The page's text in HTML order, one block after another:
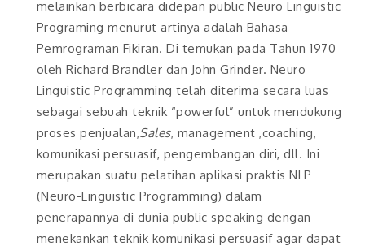
melainkan berbicara didepan public Neuro Linguistic
Programing menurut artinya adalah Bahasa
Pemrograman Fikiran. Di temukan pada Tahun 1970
oleh Richard Brandler dan John Grinder. Neuro
Linguistic Programming telah diterima secara luas
sebagai sebuah teknik “powerful” untuk mendukung
proses penjualan,Sales, management ,coaching,
komunikasi persuasif, pengembangan diri, dll. Ini
merupakan suatu pelatihan aplikasi praktis NLP
(Neuro-Linguistic Programming) dalam
penerapannya di dunia public speaking dengan
menekankan teknik komunikasi persuasif agar dapat